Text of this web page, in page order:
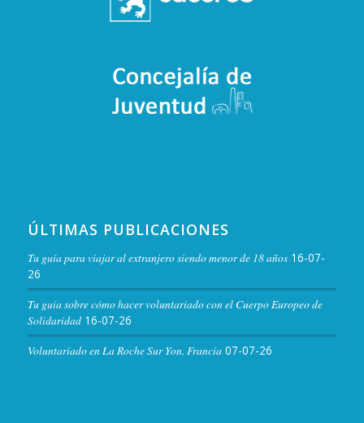
ÚLTIMAS PUBLICACIONES
Tu guía para viajar al extranjero siendo menor de 18 años 16-07-
26
Tu guía sobre cómo hacer voluntariado con el Cuerpo Europeo de
Solidaridad 16-07-26
Voluntariado en La Roche Sur Yon. Francia 07-07-26